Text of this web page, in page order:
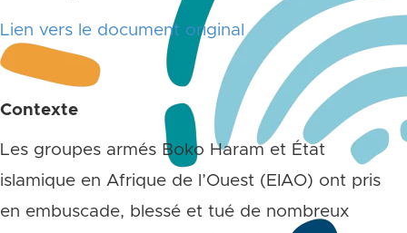
Lien vers le document original
Contexte
Les groupes armés Boko Haram et État
islamique en Afrique de l’Ouest (EIAO) ont pris
en embuscade, blessé et tué de nombreux